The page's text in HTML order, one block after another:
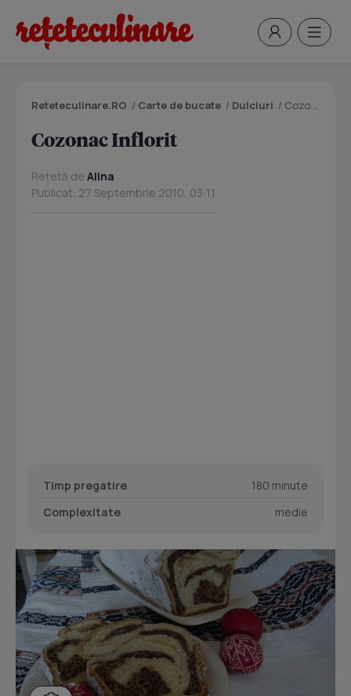
Reteteculinare.RO / Carte de bucate / Dulciuri / Cozonac Inflorit
Cozonac Inflorit
Rețetă de Alina
Publicat: 27 Septembrie 2010, 03:11
Timp pregatire
180 minute
Complexitate
medie